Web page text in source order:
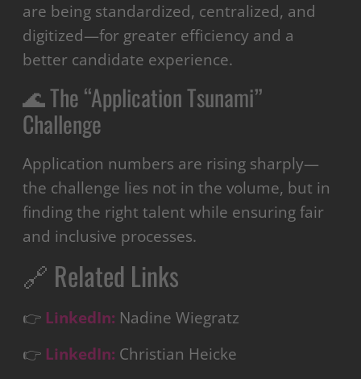
are being standardized, centralized, and
digitized—for greater efficiency and a
better candidate experience.
🌊 The “Application Tsunami”
Challenge
Application numbers are rising sharply—
the challenge lies not in the volume, but in
finding the right talent while ensuring fair
and inclusive processes.
🔗 Related Links
👉 LinkedIn: Nadine Wiegratz
👉 LinkedIn: Christian Heicke